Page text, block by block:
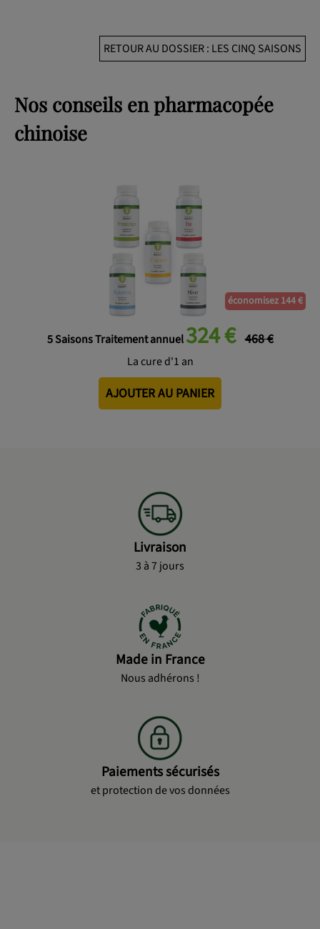
RETOUR AU DOSSIER : LES CINQ SAISONS
Nos conseils en pharmacopée
chinoise
économisez 144 €
5 Saisons Traitement annuel324 € 468 €
La cure d'1 an
AJOUTER AU PANIER
Livraison
3 à 7 jours
Made in France
Nous adhérons !
Paiements sécurisés
et protection de vos données